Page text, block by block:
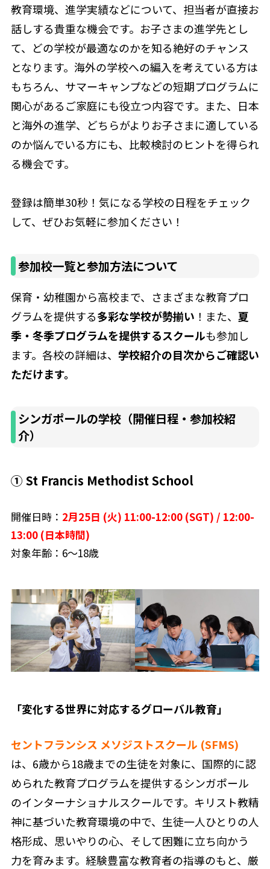
教育環境、進学実績などについて、担当者が直接お
話しする貴重な機会です。お子さまの進学先とし
て、どの学校が最適なのかを知る絶好のチャンス
となります。海外の学校への編入を考えている方は
もちろん、サマーキャンプなどの短期プログラムに
関心があるご家庭にも役立つ内容です。また、日本
と海外の進学、どちらがよりお子さまに適している
のか悩んでいる方にも、比較検討のヒントを得られ
る機会です。
登録は簡単30秒！気になる学校の日程をチェック
して、ぜひお気軽に参加ください！
参加校一覧と参加方法について
保育・幼稚園から高校まで、さまざまな教育プロ
グラムを提供する多彩な学校が勢揃い ！また、 夏
季・冬季プログラムを提供するスクールも参加し
ます。各校の詳細は、 学校紹介の目次からご確認い
ただけます。
シンガポールの学校（開催日程・参加校紹
介）
① St Francis Methodist School
開催日時： 2月25日 (火) 11:00-12:00 (SGT) / 12:00-
13:00 (日本時間)
対象年齢：6〜18歳
「変化する世界に対応するグローバル教育」
セントフランシス メソジストスクール (SFMS)
は、6歳から18歳までの生徒を対象に、国際的に認
められた教育プログラムを提供するシンガポール
のインターナショナルスクールです。キリスト教精
神に基づいた教育環境の中で、生徒一人ひとりの人
格形成、思いやりの心、そして困難に立ち向かう
力を育みます。経験豊富な教育者の指導のもと、厳